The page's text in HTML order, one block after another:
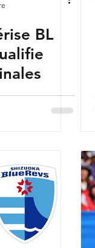
BL